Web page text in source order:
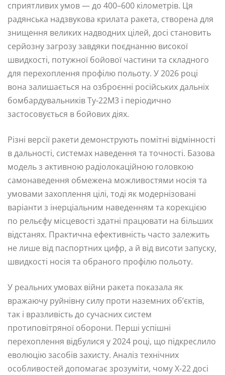
сприятливих умов — до 400–600 кілометрів. Ця
радянська надзвукова крилата ракета, створена для
знищення великих надводних цілей, досі становить
серйозну загрозу завдяки поєднанню високої
швидкості, потужної бойової частини та складного
для перехоплення профілю польоту. У 2026 році
вона залишається на озброєнні російських дальніх
бомбардувальників Ту-22М3 і періодично
застосовується в бойових діях.
Різні версії ракети демонструють помітні відмінності
в дальності, системах наведення та точності. Базова
модель з активною радіолокаційною головкою
самонаведення обмежена можливостями носія та
умовами захоплення цілі, тоді як модернізовані
варіанти з інерціальним наведенням та корекцією
по рельєфу місцевості здатні працювати на більших
відстанях. Практична ефективність часто залежить
не лише від паспортних цифр, а й від висоти запуску,
швидкості носія та обраного профілю польоту.
У реальних умовах війни ракета показала як
вражаючу руйнівну силу проти наземних об’єктів,
так і вразливість до сучасних систем
протиповітряної оборони. Перші успішні
перехоплення відбулися у 2024 році, що підкреслило
еволюцію засобів захисту. Аналіз технічних
особливостей допомагає зрозуміти, чому Х-22 досі